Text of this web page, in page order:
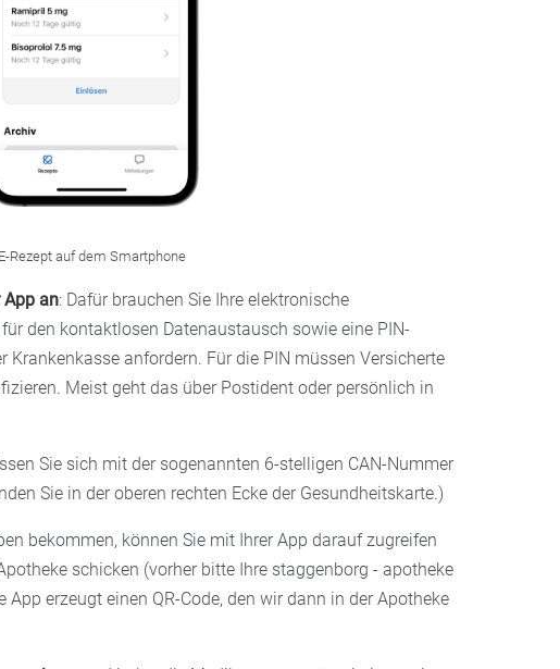
E-Rezept auf dem Smartphone
App an: Dafür brauchen Sie Ihre elektronische
den kontaktlosen Datenaustausch sowie eine PIN-
Krankenkasse anfordern. Für die PIN müssen Versicherte
Meist geht das über Postident oder persönlich in
Sie sich mit der sogenannten 6-stelligen CAN-Nummer
Sie in der oberen rechten Ecke der Gesundheitskarte.)
bekommen, können Sie mit Ihrer App darauf zugreifen
schicken (vorher bitte Ihre staggenborg - apotheke
erzeugt einen QR-Code, den wir dann in der Apotheke